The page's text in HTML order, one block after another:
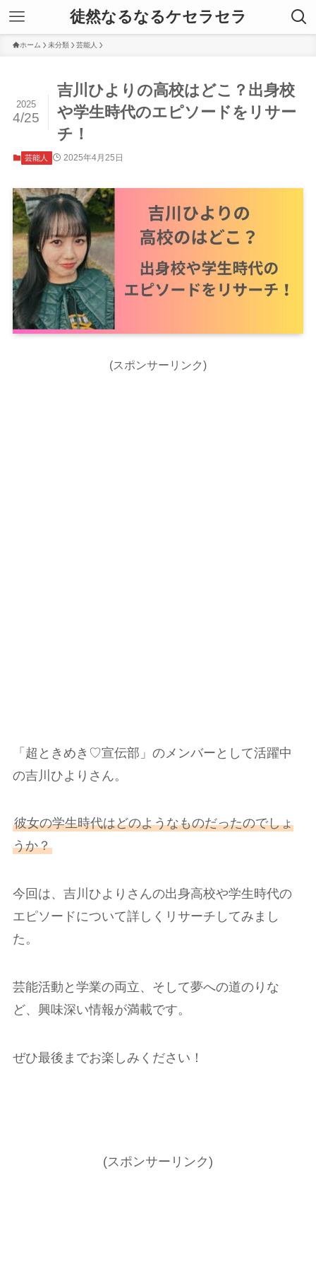
徒然なるなるケセラセラ
ホーム 未分類 芸能人
吉川ひよりの高校はどこ？出身校
や学生時代のエピソードをリサー
チ！
2025
4/25
芸能人 2025年4月25日
(スポンサーリンク)
「超ときめき♡宣伝部」のメンバーとして活躍中
の吉川ひよりさん。
彼女の学生時代はどのようなものだったのでしょ
うか？
今回は、吉川ひよりさんの出身高校や学生時代の
エピソードについて詳しくリサーチしてみまし
た。
芸能活動と学業の両立、そして夢への道のりな
ど、興味深い情報が満載です。
ぜひ最後までお楽しみください！
(スポンサーリンク)